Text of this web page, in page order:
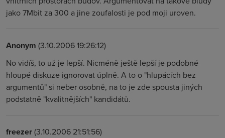
jako 7Mbit za 300 a jine zoufalosti je pod moji uroven.
Anonym (3.10.2006 19:26:12)
No vidíš, to už je lepší. Nicméně ještě lepší je podobné
hloupé diskuze ignorovat úplně. A to o "hlupácích bez
argumentů" si neber osobně, na to je zde spousta jiných
podstatně "kvalitnějších" kandidátů.
freezer(3.10.2006 21:51:56)